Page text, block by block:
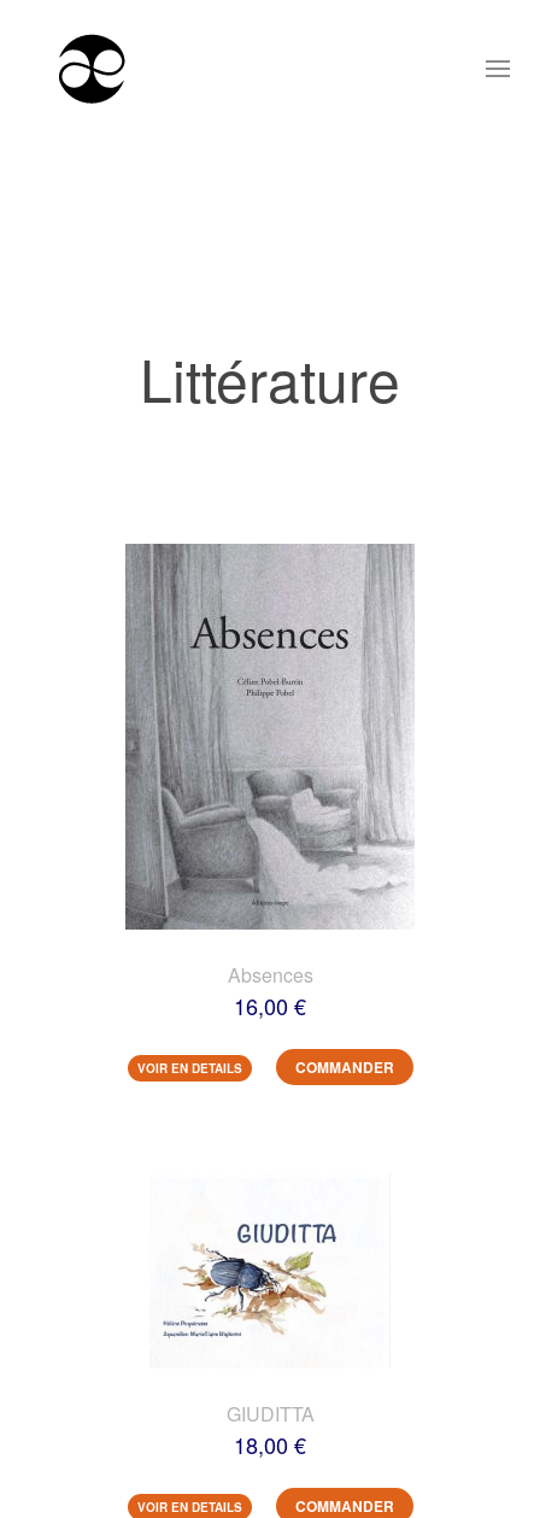
Littérature
Absences
16,00 €
VOIR EN DETAILS COMMANDER
GIUDITTA
18,00 €
VOIR EN DETAILS COMMANDER